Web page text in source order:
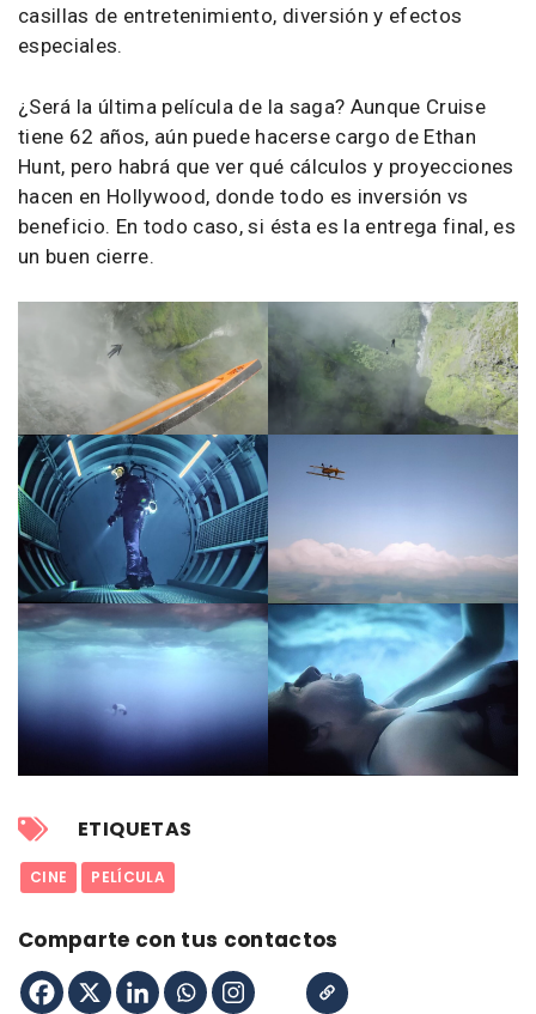
casillas de entretenimiento, diversión y efectos
especiales.
¿Será la última película de la saga? Aunque Cruise
tiene 62 años, aún puede hacerse cargo de Ethan
Hunt, pero habrá que ver qué cálculos y proyecciones
hacen en Hollywood, donde todo es inversión vs
beneficio. En todo caso, si ésta es la entrega final, es
un buen cierre.
ETIQUETAS
CINE PELÍCULA
Comparte con tus contactos